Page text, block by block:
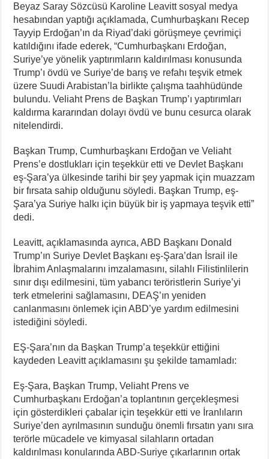
Beyaz Saray Sözcüsü Karoline Leavitt sosyal medya
hesabından yaptığı açıklamada, Cumhurbaşkanı Recep
Tayyip Erdoğan’ın da Riyad’daki görüşmeye çevrimiçi
katıldığını ifade ederek, “Cumhurbaşkanı Erdoğan,
Suriye’ye yönelik yaptırımların kaldırılması konusunda
Trump’ı övdü ve Suriye’de barış ve refahı teşvik etmek
üzere Suudi Arabistan’la birlikte çalışma taahhüdünde
bulundu. Veliaht Prens de Başkan Trump’ı yaptırımları
kaldırma kararından dolayı övdü ve bunu cesurca olarak
nitelendirdi.
Başkan Trump, Cumhurbaşkanı Erdoğan ve Veliaht
Prens’e dostlukları için teşekkür etti ve Devlet Başkanı
eş-Şara’ya ülkesinde tarihi bir şey yapmak için muazzam
bir fırsata sahip olduğunu söyledi. Başkan Trump, eş-
Şara’ya Suriye halkı için büyük bir iş yapmaya teşvik etti”
dedi.
Leavitt, açıklamasında ayrıca, ABD Başkanı Donald
Trump’ın Suriye Devlet Başkanı eş-Şara’dan İsrail ile
İbrahim Anlaşmalarını imzalamasını, silahlı Filistinlilerin
sınır dışı edilmesini, tüm yabancı teröristlerin Suriye’yi
terk etmelerini sağlamasını, DEAŞ’ın yeniden
canlanmasını önlemek için ABD’ye yardım edilmesini
istediğini söyledi.
EŞ-Şara’nın da Başkan Trump’a teşekkür ettiğini
kaydeden Leavitt açıklamasını şu şekilde tamamladı:
Eş-Şara, Başkan Trump, Veliaht Prens ve
Cumhurbaşkanı Erdoğan’a toplantının gerçekleşmesi
için gösterdikleri çabalar için teşekkür etti ve İranlıların
Suriye’den ayrılmasının sunduğu önemli fırsatın yanı sıra
terörle mücadele ve kimyasal silahların ortadan
kaldırılması konularında ABD-Suriye çıkarlarının ortak